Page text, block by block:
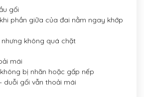
gối
phần giữa của đai nằm ngay khớp
không quá chặt
mái
bị nhăn hoặc gấp nếp
gối vẫn thoải mái